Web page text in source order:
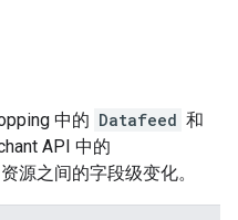
中的 Datafeed 和
API 中的
资源之间的字段级变化。